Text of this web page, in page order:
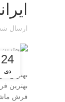
ارسال
24
دی
بهترین
بهترین
فرش